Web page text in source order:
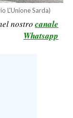
L'Unione Sarda)
nostro canale
Whatsapp